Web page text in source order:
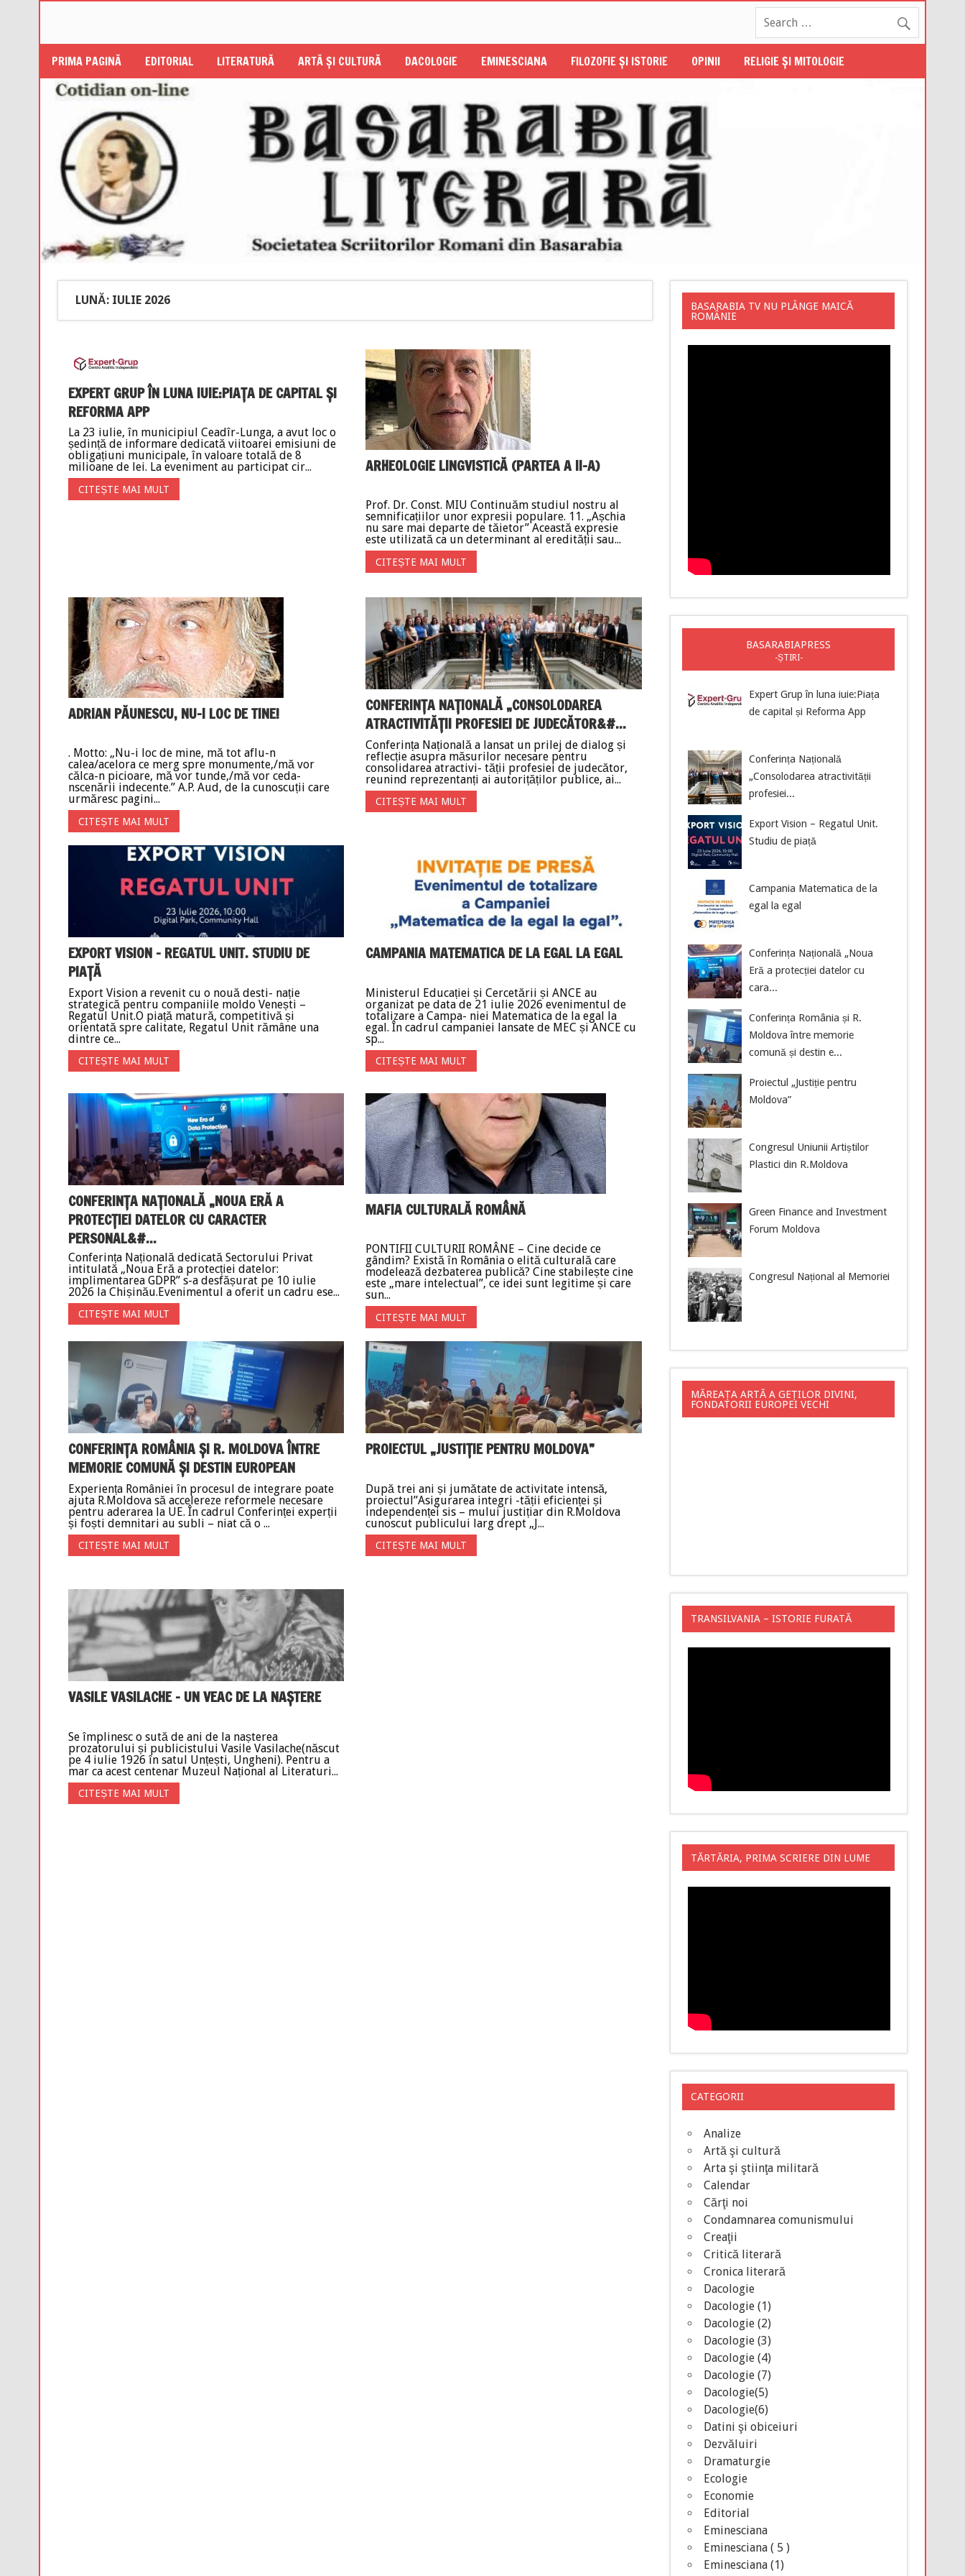
PRIMA PAGINĂ EDITORIAL LITERATURĂ ARTĂ ŞI CULTURĂ DACOLOGIE EMINESCIANA FILOZOFIE ŞI ISTORIE OPINII RELIGIE ŞI MITOLOGIE
LUNĂ: IULIE 2026
EXPERT GRUP ÎN LUNA IUIE:PIAȚA DE CAPITAL ȘI
REFORMA APP
La 23 iulie, în municipiul Ceadîr-Lunga, a avut loc o
ședință de informare dedicată viitoarei emisiuni de
obligațiuni municipale, în valoare totală de 8
milioane de lei. La eveniment au participat cir...
CITEȘTE MAI MULT
ARHEOLOGIE LINGVISTICĂ (PARTEA A II-A)
Prof. Dr. Const. MIU Continuăm studiul nostru al
semnificațiilor unor expresii populare. 11. „Așchia
nu sare mai departe de tăietor” Această expresie
este utilizată ca un determinant al eredității sau...
CITEȘTE MAI MULT
ADRIAN PĂUNESCU, NU-I LOC DE TINE!
. Motto: „Nu-i loc de mine, mă tot aflu-n
calea/acelora ce merg spre monumente,/mă vor
călca-n picioare, mă vor tunde,/mă vor ceda-
nscenării indecente.” A.P. Aud, de la cunoscuții care
urmăresc pagini...
CITEȘTE MAI MULT
CONFERINȚA NAȚIONALĂ „CONSOLODAREA
ATRACTIVITĂȚII PROFESIEI DE JUDECĂTOR&#...
Conferința Națională a lansat un prilej de dialog și
reflecție asupra măsurilor necesare pentru
consolidarea atractivi- tății profesiei de judecător,
reunind reprezentanți ai autorițăților publice, ai...
CITEȘTE MAI MULT
EXPORT VISION – REGATUL UNIT. STUDIU DE
PIAȚĂ
Export Vision a revenit cu o nouă desti- nație
strategică pentru companiile moldo Venești –
Regatul Unit.O piață matură, competitivă și
orientată spre calitate, Regatul Unit rămâne una
dintre ce...
CITEȘTE MAI MULT
CAMPANIA MATEMATICA DE LA EGAL LA EGAL
Ministerul Educației și Cercetării și ANCE au
organizat pe data de 21 iulie 2026 evenimentul de
totalizare a Campa- niei Matematica de la egal la
egal. În cadrul campaniei lansate de MEC și ANCE cu
sp...
CITEȘTE MAI MULT
CONFERINȚA NAȚIONALĂ „NOUA ERĂ A
PROTECȚIEI DATELOR CU CARACTER
PERSONAL&#...
Conferința Națională dedicată Sectorului Privat
intitulată „Noua Eră a protecției datelor:
implimentarea GDPR” s-a desfășurat pe 10 iulie
2026 la Chișinău.Evenimentul a oferit un cadru ese...
CITEȘTE MAI MULT
MAFIA CULTURALĂ ROMÂNĂ
PONTIFII CULTURII ROMÂNE – Cine decide ce
gândim? Există în România o elită culturală care
modelează dezbaterea publică? Cine stabilește cine
este „mare intelectual”, ce idei sunt legitime și care
sun...
CITEȘTE MAI MULT
CONFERINȚA ROMÂNIA ȘI R. MOLDOVA ÎNTRE
MEMORIE COMUNĂ ȘI DESTIN EUROPEAN
Experiența României în procesul de integrare poate
ajuta R.Moldova să accelereze reformele necesare
pentru aderarea la UE. În cadrul Conferinței experții
și foști demnitari au subli – niat că o ...
CITEȘTE MAI MULT
PROIECTUL „JUSTIȚIE PENTRU MOLDOVA”
După trei ani și jumătate de activitate intensă,
proiectul”Asigurarea integri -tății eficienței și
independenței sis – mului justițiar din R.Moldova
cunoscut publicului larg drept „J...
CITEȘTE MAI MULT
VASILE VASILACHE – UN VEAC DE LA NAȘTERE
Se împlinesc o sută de ani de la nașterea
prozatorului și publicistului Vasile Vasilache(născut
pe 4 iulie 1926 în satul Unțești, Ungheni). Pentru a
mar ca acest centenar Muzeul Național al Literaturi...
CITEȘTE MAI MULT
BASARABIA TV NU PLÂNGE MAICĂ
ROMÂNIE
BASARABIAPRESS
-ȘTIRI-
Expert Grup în luna iuie:Piața
de capital și Reforma App
Conferința Națională
„Consolodarea atractivității
profesiei...
Export Vision – Regatul Unit.
Studiu de piață
Campania Matematica de la
egal la egal
Conferința Națională „Noua
Eră a protecției datelor cu
cara...
Conferința România și R.
Moldova între memorie
comună și destin e...
Proiectul „Justiție pentru
Moldova”
Congresul Uniunii Artiștilor
Plastici din R.Moldova
Green Finance and Investment
Forum Moldova
Congresul Național al Memoriei
MĂREAȚA ARTĂ A GEȚILOR DIVINI,
FONDATORII EUROPEI VECHI
TRANSILVANIA – ISTORIE FURATĂ
TĂRTĂRIA, PRIMA SCRIERE DIN LUME
CATEGORII
Analize
Artă şi cultură
Arta şi ştiinţa militară
Calendar
Cărţi noi
Condamnarea comunismului
Creaţii
Critică literară
Cronica literară
Dacologie
Dacologie (1)
Dacologie (2)
Dacologie (3)
Dacologie (4)
Dacologie (7)
Dacologie(5)
Dacologie(6)
Datini şi obiceiuri
Dezvăluiri
Dramaturgie
Ecologie
Economie
Editorial
Eminesciana
Eminesciana ( 5 )
Eminesciana (1)